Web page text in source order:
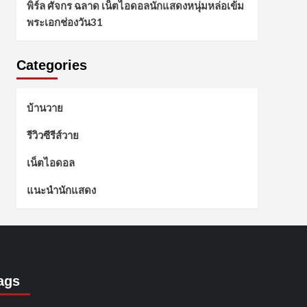
พิร์ล ศัจกร ฉลาด เน็ตไอดอลนักแสดงหนุ่มหล่อเข้ม
พระเอกช่องวัน31
Categories
บ้านวาย
รีวิวซีรีส์วาย
เน็ตไอดอล
แนะนำนักแสดง